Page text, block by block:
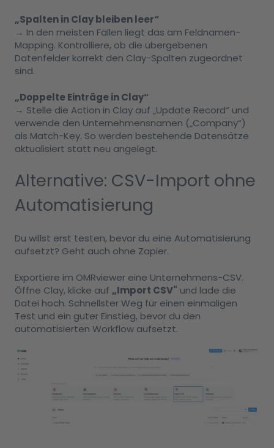
„Spalten in Clay bleiben leer“
→ In den meisten Fällen liegt das am Feldnamen-
Mapping. Kontrolliere, ob die übergebenen
Datenfelder korrekt den Clay-Spalten zugeordnet
sind.
„Doppelte Einträge in Clay“
→ Stelle die Action in Clay auf „Update Record“ und
verwende den Unternehmensnamen („Company“)
als Match-Key. So werden bestehende Datensätze
aktualisiert statt neu angelegt.
Alternative: CSV-Import ohne
Automatisierung
Du willst erst testen, bevor du eine Automatisierung
aufsetzt? Geht auch ohne Zapier.
Exportiere im OMRviewer eine Unternehmens-CSV.
Öffne Clay, klicke auf „Import CSV" und lade die
Datei hoch. Schnellster Weg für einen einmaligen
Test und ein guter Einstieg, bevor du den
automatisierten Workflow aufsetzt.